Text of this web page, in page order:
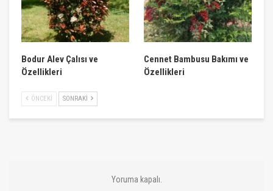
Bodur Alev Çalısı ve
Özellikleri
Cennet Bambusu Bakımı ve
Özellikleri
ÖNCEKI SONRAKI
Yoruma kapalı.